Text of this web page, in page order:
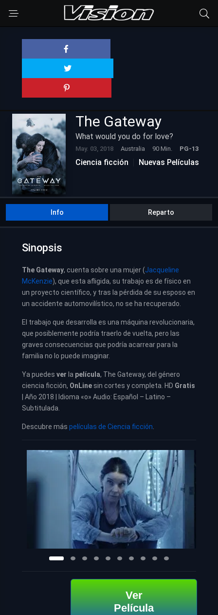
The Gateway
What would you do for love?
May. 03, 2018 Australia 90 Min. PG-13
Ciencia ficción Nuevas Películas
Info Reparto
Sinopsis
The Gateway, cuenta sobre una mujer (Jacqueline
McKenzie), que esta afligida, su trabajo es de físico en
un proyecto científico, y tras la pérdida de su esposo en
un accidente automovilístico, no se ha recuperado.
El trabajo que desarrolla es una máquina revolucionaria,
que posiblemente podría traerlo de vuelta, pero las
graves consecuencias que podría acarrear para la
familia no lo puede imaginar.
Ya puedes ver la película, The Gateway, del género
ciencia ficción, OnLine sin cortes y completa. HD Gratis
| Año 2018 | Idioma «o» Audio: Español – Latino –
Subtitulada.
Descubre más películas de Ciencia ficción
Ver
Película